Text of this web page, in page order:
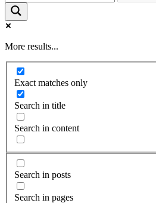
More results...
Exact matches only
Search in title
Search in content
Search in posts
Search in pages